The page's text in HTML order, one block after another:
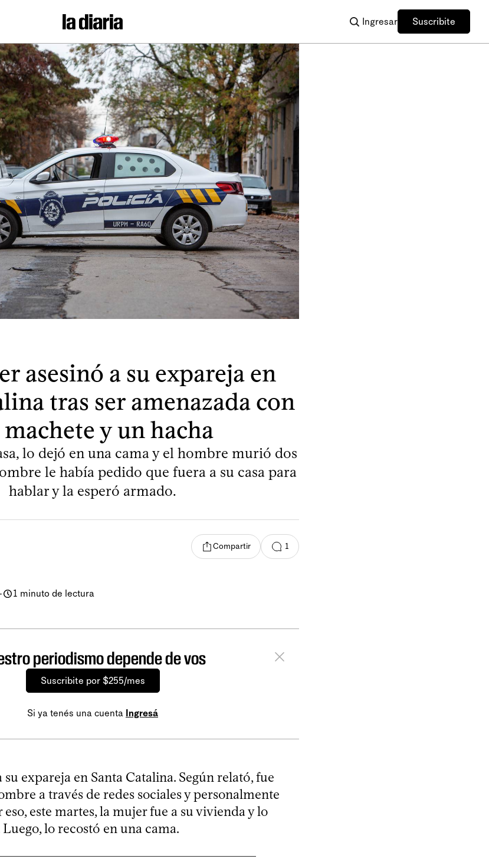
Ingresar Suscribite
asesinó a su expareja en
tras ser amenazada con
y un hacha
lo dejó en una cama y el hombre murió dos
le había pedido que fuera a su casa para
hablar y la esperó armado.
Compartir 1
1 minuto de lectura
periodismo depende de vos
Suscribite por $255/mes
Si ya tenés una cuenta Ingresá
expareja en Santa Catalina. Según relató, fue
a través de redes sociales y personalmente
este martes, la mujer fue a su vivienda y lo
lo recostó en una cama.